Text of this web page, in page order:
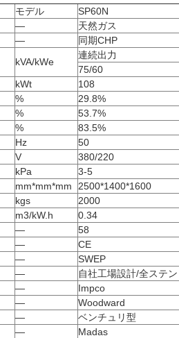
モデル
SP60N
—
天然ガス
—
同期CHP
kVA/kWe
連続出力
75/60
kWt
108
%
29.8%
%
53.7%
%
83.5%
Hz
50
V
380/220
kPa
3-5
mm*mm*mm
2500*1400*1600
kgs
2000
m3/kW.h
0.34
—
58
—
CE
—
SWEP
—
自社工場設計/全ステ
—
Impco
—
Woodward
—
ベンチュリ型
—
Madas